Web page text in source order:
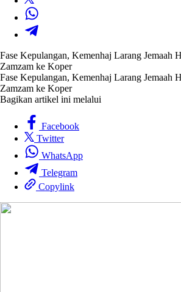
Fase Kepulangan, Kemenhaj Larang Jemaah
Zamzam ke Koper
Fase Kepulangan, Kemenhaj Larang Jemaah
Zamzam ke Koper
Bagikan artikel ini melalui
Facebook
Twitter
WhatsApp
Telegram
Copylink